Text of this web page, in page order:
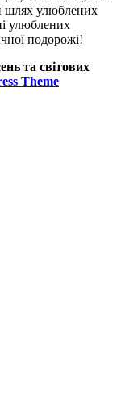
шлях улюблених
улюблених
подорожі!
та світових
Theme